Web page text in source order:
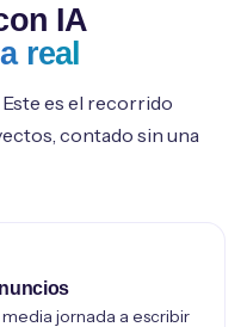
IA
real
Este es el recorrido
contado sin una
jornada a escribir